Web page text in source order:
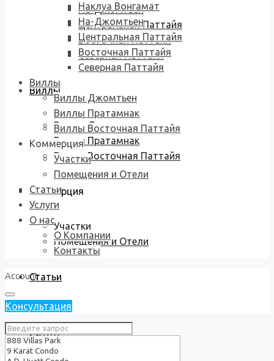
На-Джомтьен
Центральная Паттайя
Восточная Паттайя
Северная Паттайя
Виллы
Виллы Джомтьен
Виллы Пратамнак
Виллы Восточная Паттайя
Коммерция
Участки
Помещения и Отели
Статьи
Услуги
Наклуа Вонгамат
На-Джомтьен
Центральная Паттайя
Восточная Паттайя
Северная Паттайя
Виллы
Виллы Джомтьен
Виллы Пратамнак
Виллы Восточная Паттайя
Коммерция
Участки
Помещения и Отели
Статьи
Услуги
О нас
О Компании
Контакты
Account
Консультация